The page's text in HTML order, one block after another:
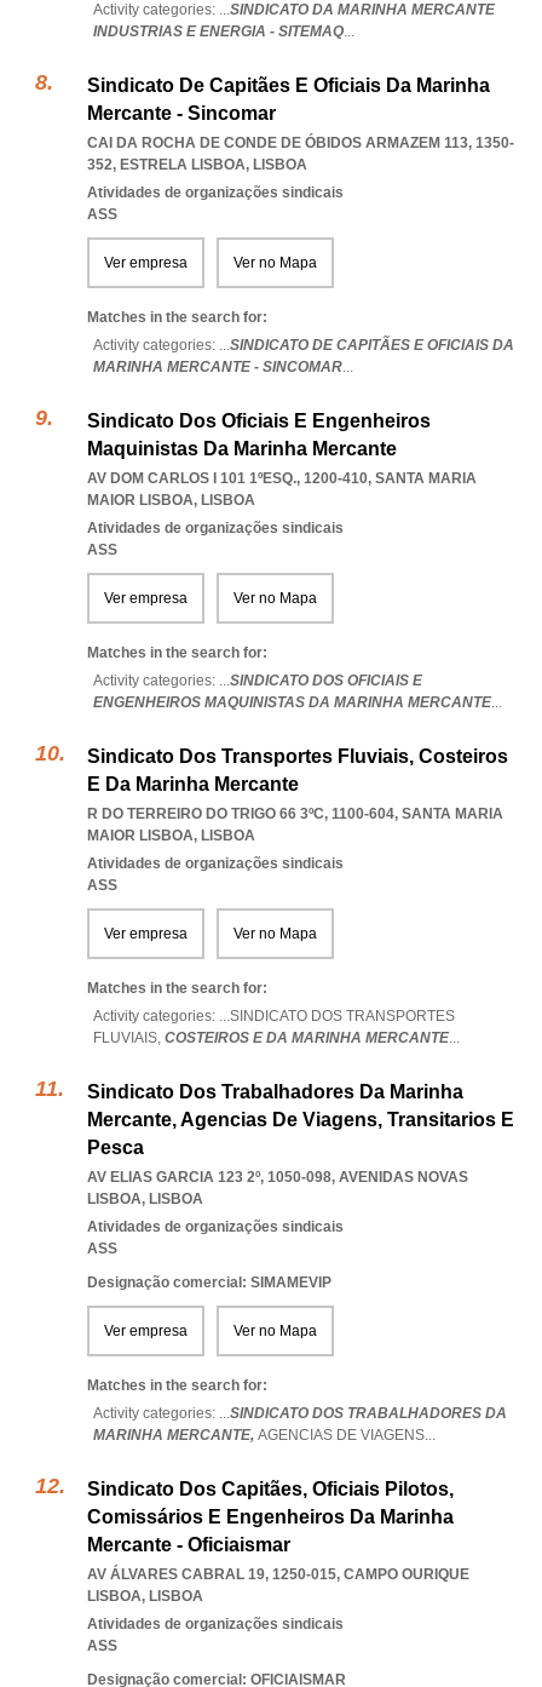
Activity categories: ...SINDICATO DA MARINHA MERCANTE
INDUSTRIAS E ENERGIA - SITEMAQ...
Sindicato De Capitães E Oficiais Da Marinha
Mercante - Sincomar
CAI DA ROCHA DE CONDE DE ÓBIDOS ARMAZEM 113, 1350-
352, ESTRELA LISBOA, LISBOA
Atividades de organizações sindicais
ASS
Ver empresa Ver no Mapa
Matches in the search for:
Activity categories: ...SINDICATO DE CAPITÃES E OFICIAIS DA
MARINHA MERCANTE - SINCOMAR...
Sindicato Dos Oficiais E Engenheiros
Maquinistas Da Marinha Mercante
AV DOM CARLOS I 101 1ºESQ., 1200-410, SANTA MARIA
MAIOR LISBOA, LISBOA
Atividades de organizações sindicais
ASS
Ver empresa Ver no Mapa
Matches in the search for:
Activity categories: ...SINDICATO DOS OFICIAIS E
ENGENHEIROS MAQUINISTAS DA MARINHA MERCANTE...
Sindicato Dos Transportes Fluviais, Costeiros
E Da Marinha Mercante
R DO TERREIRO DO TRIGO 66 3ºC, 1100-604, SANTA MARIA
MAIOR LISBOA, LISBOA
Atividades de organizações sindicais
ASS
Ver empresa Ver no Mapa
Matches in the search for:
Activity categories: ...SINDICATO DOS TRANSPORTES
FLUVIAIS, COSTEIROS E DA MARINHA MERCANTE...
Sindicato Dos Trabalhadores Da Marinha
Mercante, Agencias De Viagens, Transitarios E
Pesca
AV ELIAS GARCIA 123 2º, 1050-098, AVENIDAS NOVAS
LISBOA, LISBOA
Atividades de organizações sindicais
ASS
Designação comercial: SIMAMEVIP
Ver empresa Ver no Mapa
Matches in the search for:
Activity categories: ...SINDICATO DOS TRABALHADORES DA
MARINHA MERCANTE, AGENCIAS DE VIAGENS...
Sindicato Dos Capitães, Oficiais Pilotos,
Comissários E Engenheiros Da Marinha
Mercante - Oficiaismar
AV ÁLVARES CABRAL 19, 1250-015, CAMPO OURIQUE
LISBOA, LISBOA
Atividades de organizações sindicais
ASS
Designação comercial: OFICIAISMAR